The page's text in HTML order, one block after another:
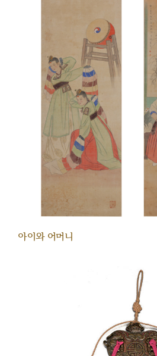
아이와 어머니